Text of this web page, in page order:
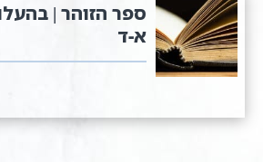
ספר הזוהר |
א-ד